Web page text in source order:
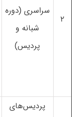
۲
سراسری (دوره
شبانه و
پردیس)
پردیس‌های